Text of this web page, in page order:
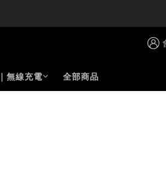
無線充電 全部商品